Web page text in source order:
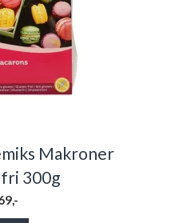
Makroner
300g